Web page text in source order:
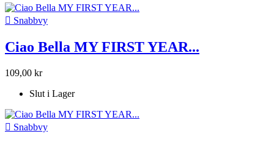
 Snabbvy
Ciao Bella MY FIRST YEAR...
109,00 kr
Slut i Lager
 Snabbvy